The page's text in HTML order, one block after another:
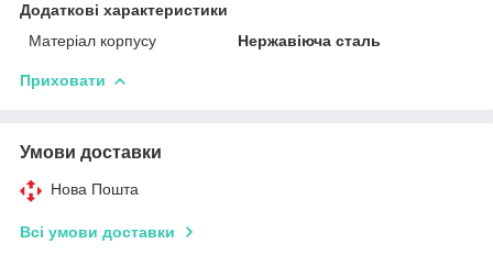
Додаткові характеристики
Матеріал корпусу
Нержавіюча сталь
Приховати
Умови доставки
Нова Пошта
Всі умови доставки